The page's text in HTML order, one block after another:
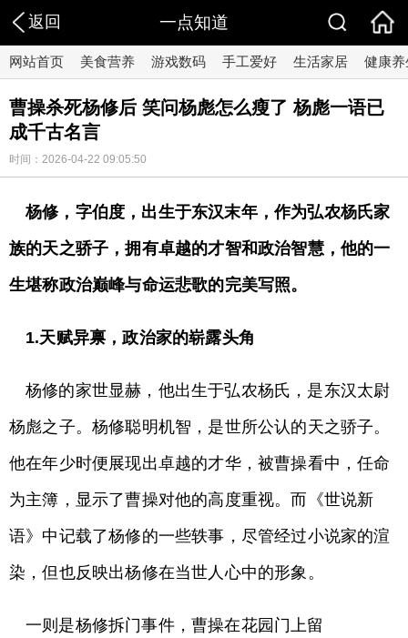
返回 一点知道
网站首页 美食营养 游戏数码 手工爱好 生活家居 健康养
曹操杀死杨修后 笑问杨彪怎么瘦了 杨彪一语已
成千古名言
时间：2026-04-22 09:05:50
杨修，字伯度，出生于东汉末年，作为弘农杨氏家
族的天之骄子，拥有卓越的才智和政治智慧，他的一
生堪称政治巅峰与命运悲歌的完美写照。
1.天赋异禀，政治家的崭露头角
杨修的家世显赫，他出生于弘农杨氏，是东汉太尉
杨彪之子。杨修聪明机智，是世所公认的天之骄子。
他在年少时便展现出卓越的才华，被曹操看中，任命
为主簿，显示了曹操对他的高度重视。而《世说新
语》中记载了杨修的一些轶事，尽管经过小说家的渲
染，但也反映出杨修在当世人心中的形象。
一则是杨修拆门事件，曹操在花园门上留